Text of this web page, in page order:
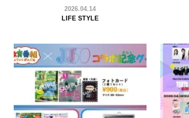
2026.04.14
LIFE STYLE